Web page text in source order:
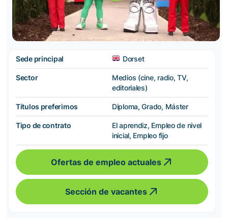
Sede principal Dorset
Sector
Medios (cine, radio, TV,
editoriales)
Títulos preferimos Diploma, Grado, Máster
Tipo de contrato
El aprendiz, Empleo de nivel
inicial, Empleo fijo
Ofertas de empleo actuales
Sección de vacantes